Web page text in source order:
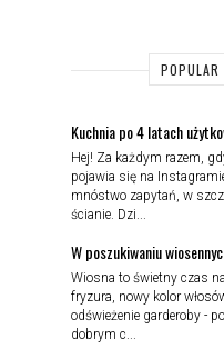
Kuchnia po 4 latach
Hej! Za każdym razem,
pojawia się na
mnóstwo zapytań, w
ścianie. Dzi...
W poszukiwaniu
Wiosna to świetny czas
fryzura, nowy kolor
odświeżenie garderoby -
dobrym c...